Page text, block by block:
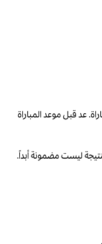
عد قبل موعد المباراة
ليست مضمونة أبداً.